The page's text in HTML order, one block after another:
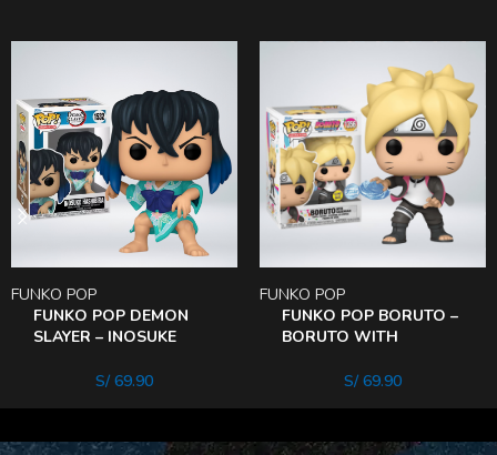
FUNKO POP DEMON
SLAYER – INOSUKE
FUNKO POP
S/69.90
FUNKO POP BORUTO –
BORUTO WITH
EDITION
FUNKO POP
S/69.90